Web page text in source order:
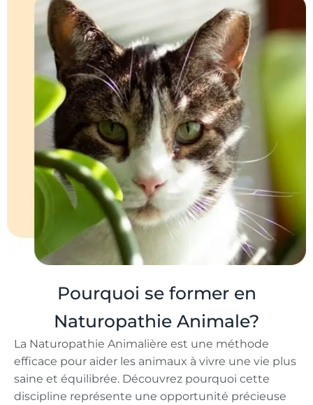
Pourquoi se former en
Naturopathie Animale?
La Naturopathie Animalière est une méthode
efficace pour aider les animaux à vivre une vie plus
saine et équilibrée. Découvrez pourquoi cette
discipline représente une opportunité précieuse